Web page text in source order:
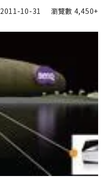
2011-10-31 瀏覽數 4,450+